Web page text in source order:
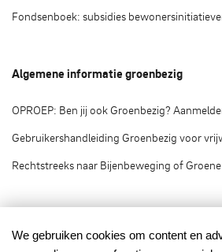
Fondsenboek: subsidies
Algemene informatie groenbezig
OPROEP: Ben jij ook Groenbezig?
Gebruikershandleiding Groenbezig voor
Rechtstreeks naar Bijenbeweging of
Groenbezig.nl © 2020
We gebruiken cookies om content en